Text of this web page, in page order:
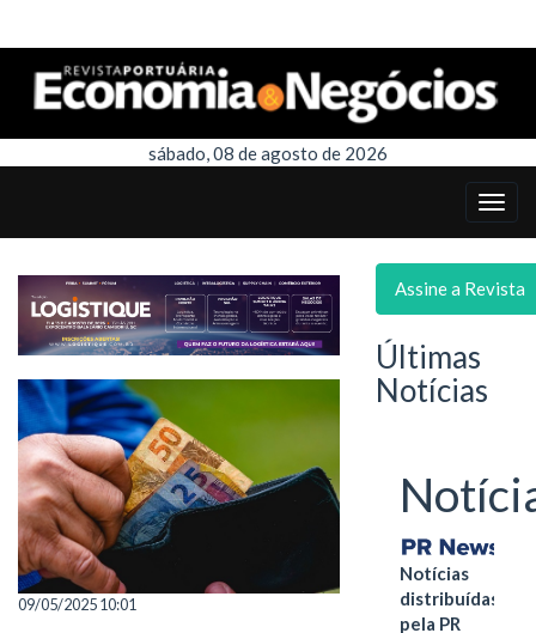
sábado, 08 de agosto de 2026
09/05/2025 10:01
Assine a Revista
Últimas
Notícias
Notícias
distribuídas
pela PR